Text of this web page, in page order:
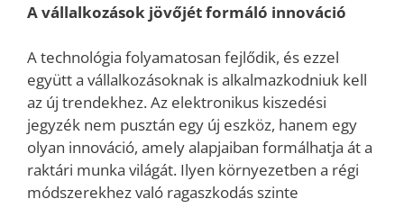
A vállalkozások jövőjét formáló innováció
A technológia folyamatosan fejlődik, és ezzel
együtt a vállalkozásoknak is alkalmazkodniuk kell
az új trendekhez. Az elektronikus kiszedési
jegyzék nem pusztán egy új eszköz, hanem egy
olyan innováció, amely alapjaiban formálhatja át a
raktári munka világát. Ilyen környezetben a régi
módszerekhez való ragaszkodás szinte